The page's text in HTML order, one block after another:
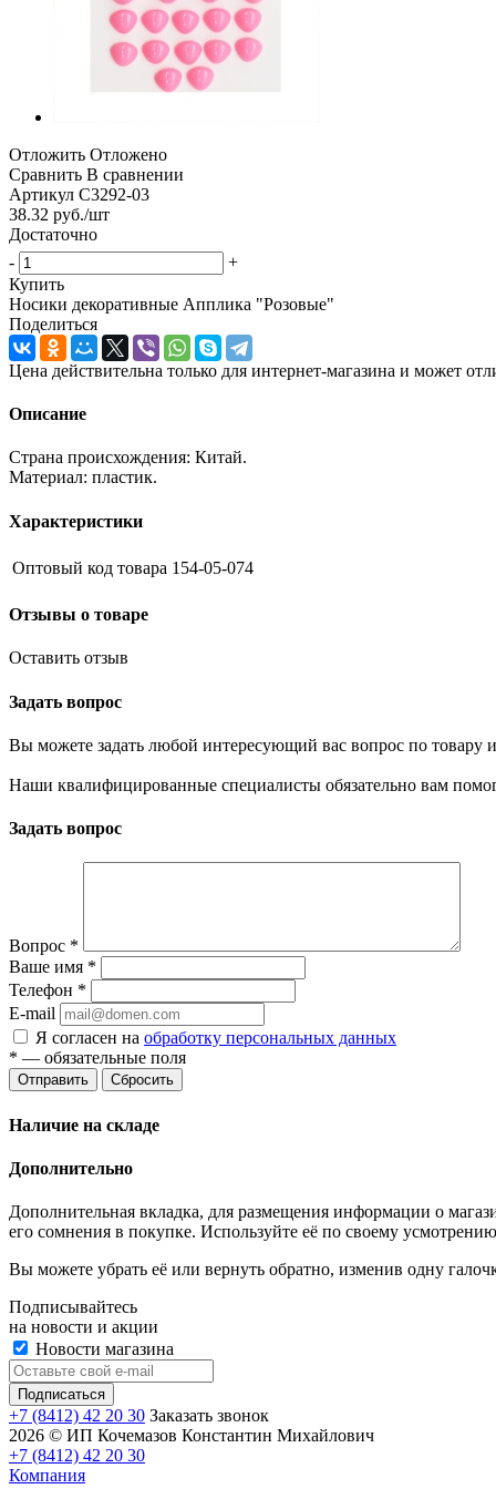
Отложить Отложено
Сравнить В сравнении
Артикул С3292-03
38.32 руб./шт
Достаточно
-
+
Купить
Носики декоративные Апплика "Розовые"
Поделиться
Цена действительна только для интернет-магазина и может
Описание
Страна происхождения: Китай.
Материал: пластик.
Характеристики
Оптовый код товара 154-05-074
Отзывы о товаре
Оставить отзыв
Задать вопрос
Вы можете задать любой интересующий вас вопрос по товару
Наши квалифицированные специалисты обязательно вам
Задать вопрос
Вопрос *
Ваше имя *
Телефон *
E-mail
Я согласен на обработку персональных данных
* — обязательные поля
Отправить Сбросить
Наличие на складе
Дополнительно
Дополнительная вкладка, для размещения информации о
его сомнения в покупке. Используйте её по своему
Вы можете убрать её или вернуть обратно, изменив одну
Подписывайтесь
на новости и акции
Новости магазина
+7 (8412) 42 20 30 Заказать звонок
2026 © ИП Кочемазов Константин Михайлович
+7 (8412) 42 20 30
Компания